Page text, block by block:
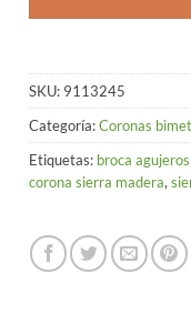
SKU: 9113245
Categoría:Coronas
Etiquetas: broca
corona sierra madera,